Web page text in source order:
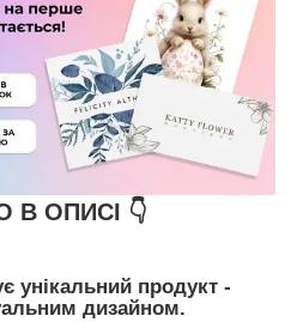
В ОПИСІ 👇
унікальний продукт -
дизайном.